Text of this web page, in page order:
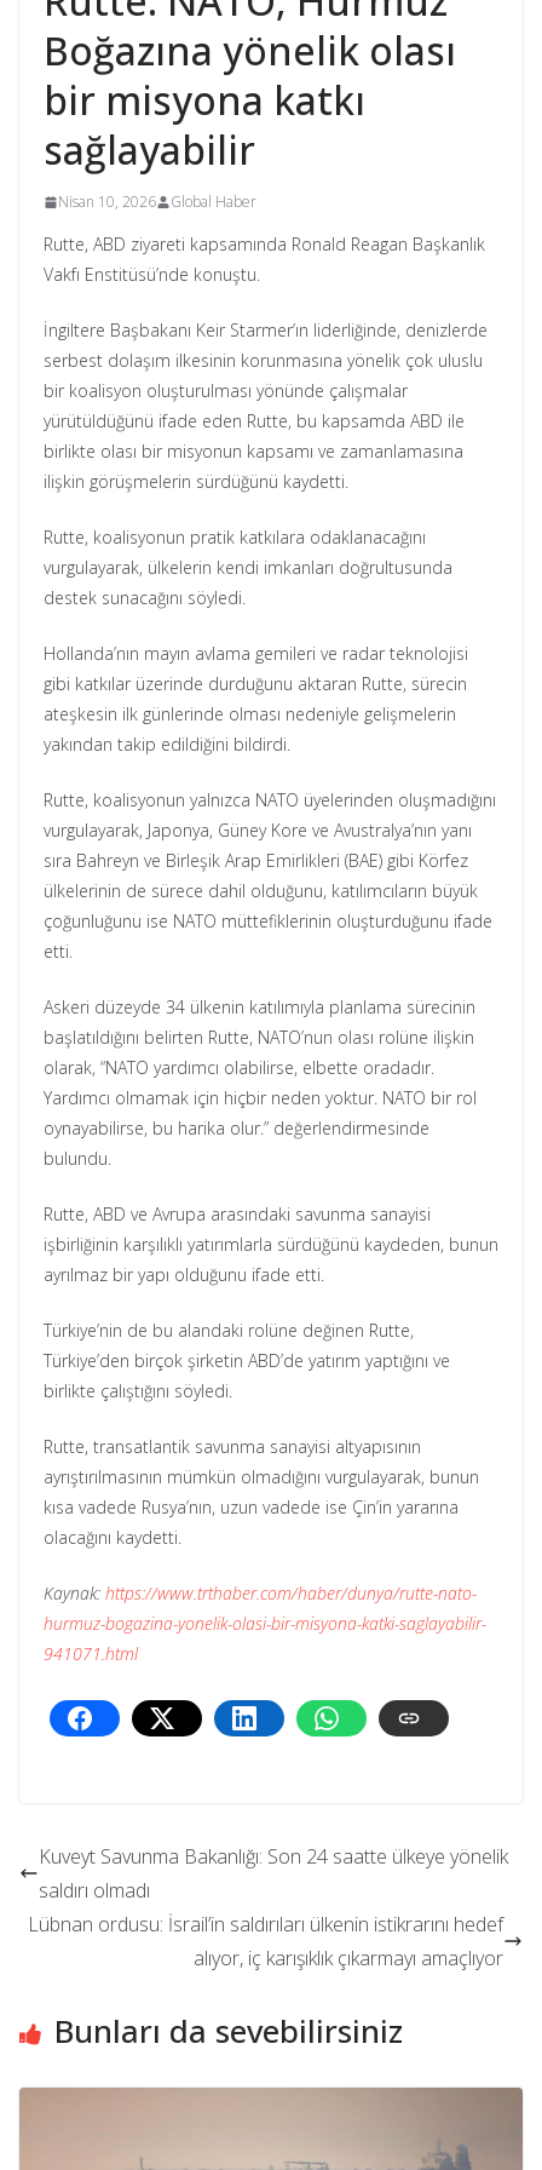
Boğazına yönelik olası
bir misyona katkı
sağlayabilir
Nisan 10, 2026 Global Haber
Rutte, ABD ziyareti kapsamında Ronald Reagan Başkanlık
Vakfı Enstitüsü’nde konuştu.
İngiltere Başbakanı Keir Starmer’ın liderliğinde, denizlerde
serbest dolaşım ilkesinin korunmasına yönelik çok uluslu
bir koalisyon oluşturulması yönünde çalışmalar
yürütüldüğünü ifade eden Rutte, bu kapsamda ABD ile
birlikte olası bir misyonun kapsamı ve zamanlamasına
ilişkin görüşmelerin sürdüğünü kaydetti.
Rutte, koalisyonun pratik katkılara odaklanacağını
vurgulayarak, ülkelerin kendi imkanları doğrultusunda
destek sunacağını söyledi.
Hollanda’nın mayın avlama gemileri ve radar teknolojisi
gibi katkılar üzerinde durduğunu aktaran Rutte, sürecin
ateşkesin ilk günlerinde olması nedeniyle gelişmelerin
yakından takip edildiğini bildirdi.
Rutte, koalisyonun yalnızca NATO üyelerinden oluşmadığını
vurgulayarak, Japonya, Güney Kore ve Avustralya’nın yanı
sıra Bahreyn ve Birleşik Arap Emirlikleri (BAE) gibi Körfez
ülkelerinin de sürece dahil olduğunu, katılımcıların büyük
çoğunluğunu ise NATO müttefiklerinin oluşturduğunu ifade
etti.
Askeri düzeyde 34 ülkenin katılımıyla planlama sürecinin
başlatıldığını belirten Rutte, NATO’nun olası rolüne ilişkin
olarak, “NATO yardımcı olabilirse, elbette oradadır.
Yardımcı olmamak için hiçbir neden yoktur. NATO bir rol
oynayabilirse, bu harika olur.” değerlendirmesinde
bulundu.
Rutte, ABD ve Avrupa arasındaki savunma sanayisi
işbirliğinin karşılıklı yatırımlarla sürdüğünü kaydeden, bunun
ayrılmaz bir yapı olduğunu ifade etti.
Türkiye’nin de bu alandaki rolüne değinen Rutte,
Türkiye’den birçok şirketin ABD’de yatırım yaptığını ve
birlikte çalıştığını söyledi.
Rutte, transatlantik savunma sanayisi altyapısının
ayrıştırılmasının mümkün olmadığını vurgulayarak, bunun
kısa vadede Rusya’nın, uzun vadede ise Çin’in yararına
olacağını kaydetti.
Kaynak: https://www.trthaber.com/haber/dunya/rutte-nato-
hurmuz-bogazina-yonelik-olasi-bir-misyona-katki-saglayabilir-
941071.html
Kuveyt Savunma Bakanlığı: Son 24 saatte ülkeye yönelik
saldırı olmadı
Lübnan ordusu: İsrail’in saldırıları ülkenin istikrarını hedef
alıyor, iç karışıklık çıkarmayı amaçlıyor
Bunları da sevebilirsiniz